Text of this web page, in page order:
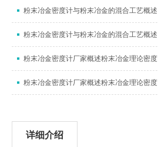
粉末冶金密度计与粉末冶金的混合工艺概述
粉末冶金密度计与粉末冶金的混合工艺概述
粉末冶金密度计厂家概述粉末冶金理论密度
粉末冶金密度计厂家概述粉末冶金理论密度
详细介绍